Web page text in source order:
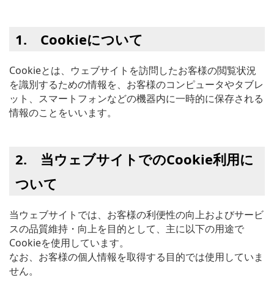
1. Cookieについて
Cookieとは、ウェブサイトを訪問したお客様の閲覧状況
を識別するための情報を、お客様のコンピュータやタブレ
ット、スマートフォンなどの機器内に一時的に保存される
情報のことをいいます。
2. 当ウェブサイトでのCookie利用に
ついて
当ウェブサイトでは、お客様の利便性の向上およびサービ
スの品質維持・向上を目的として、主に以下の用途で
Cookieを使用しています。
なお、お客様の個人情報を取得する目的では使用していま
せん。